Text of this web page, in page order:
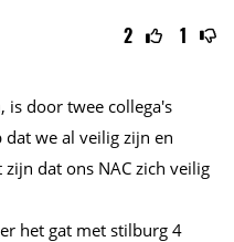
2 1
door twee collega's
we al veilig zijn en
dat ons NAC zich veilig
het gat met stilburg 4